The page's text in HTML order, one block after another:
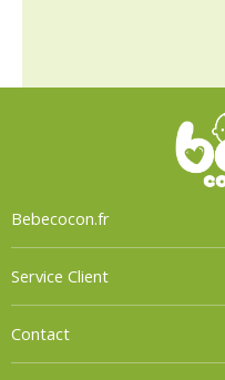
Bebecocon.fr
Service Client
Contact